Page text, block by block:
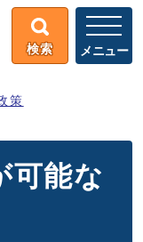
検索 メニュー
策
可能な